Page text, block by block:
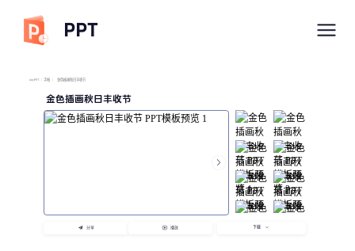
PPT
imyPPT / 手帐 / 金色插画秋日丰收节
金色插画秋日丰收节
分享 播放 下载